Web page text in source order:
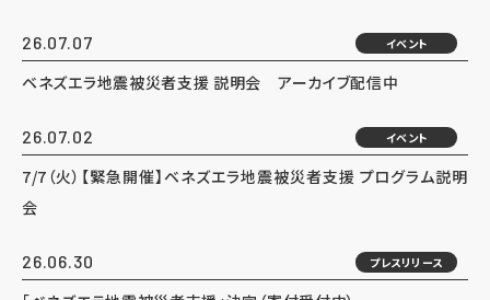
26.07.07 イベント
ベネズエラ地震被災者支援 説明会 アーカイブ配信中
26.07.02 イベント
7/7（火）【緊急開催】ベネズエラ地震被災者支援 プログラム説明
会
26.06.30 プレスリリース